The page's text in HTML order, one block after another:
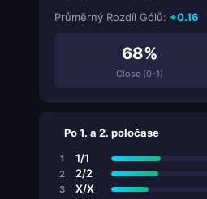
Průměrný Rozdíl Gólů: +0.16
68%
Close (0-1)
Po 1. a 2. poločase
1 1/1
2 2/2
3 X/X